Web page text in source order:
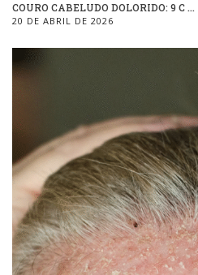
COURO CABELUDO DOLORIDO: 9 C ...
20 DE ABRIL DE 2026